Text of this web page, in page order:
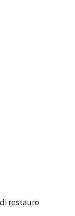
restauro